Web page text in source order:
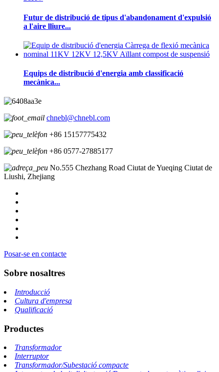
Futur de distribució de tipus d'abandonament d'expulsió
a l'aire lliure...
Equips de distribució d'energia amb classificació
mecànica...
chnebl@chnebl.com
+86 15157775432
+86 0577-27885177
No.555 Chezhang Road Ciutat de Yueqing Ciutat de
Liushi, Zhejiang
Posar-se en contacte
Sobre nosaltres
Introducció
Cultura d'empresa
Qualificació
Productes
Transformador
Interruptor
Transformador/Subestació compacte